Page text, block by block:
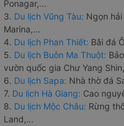
Ponagar,...
3. Du lịch Vũng Tàu: Ngọn
Marina,...
4. Du lịch Phan Thiết: Bãi đá
5. Du lịch Buôn Ma Thuột:
vườn quốc gia Chư Yang
6. Du lịch Sapa: Nhà thờ đá
7. Du lịch Hà Giang: Cao
8. Du lịch Mộc Châu: Rừng
Land,...